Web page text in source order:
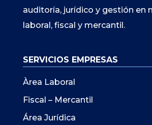
auditoría, jurídico y gestión en
laboral, fiscal y mercantil.
SERVICIOS EMPRESAS
Àrea Laboral
Fiscal – Mercantil
Área Jurídica